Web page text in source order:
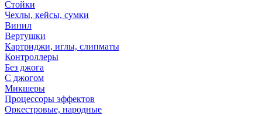
Стойки
Чехлы, кейсы, сумки
Винил
Вертушки
Картриджи, иглы, слипматы
Контроллеры
Без джога
С джогом
Микшеры
Процессоры эффектов
Оркестровые, народные